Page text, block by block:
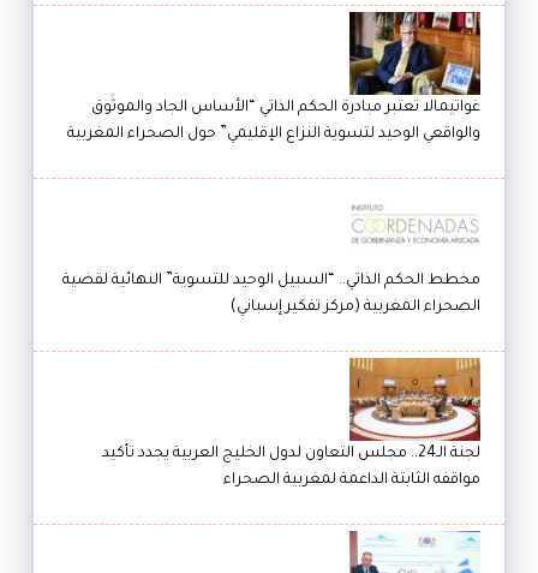
غواتيمالا تعتبر مبادرة الحكم الذاتي “الأساس الجاد والموثوق
والواقعي الوحيد لتسوية النزاع الإقليمي” حول الصحراء المغربية
مخطط الحكم الذاتي.. “السبيل الوحيد للتسوية” النهائية لقضية
الصحراء المغربية (مركز تفكير إسباني)
لجنة الـ24.. مجلس التعاون لدول الخليج العربية يجدد تأكيد
مواقفه الثابتة الداعمة لمغربية الصحراء